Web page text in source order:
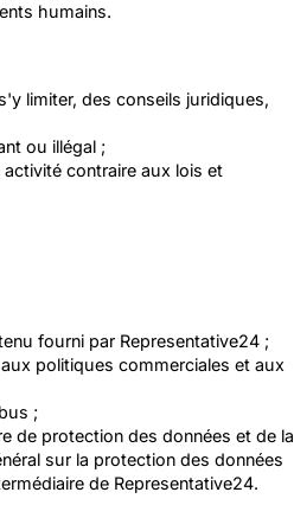
humains.
limiter, des conseils juridiques,
ou illégal ;
contraire aux lois et
fourni par Representative24 ;
politiques commerciales et aux
;
de protection des données et de la
sur la protection des données
de Representative24.